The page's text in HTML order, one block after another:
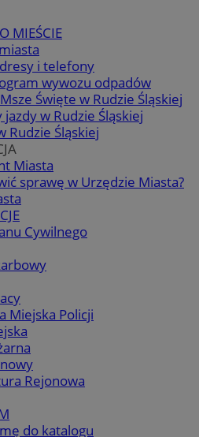
MIEŚCIE
i telefony
wywozu odpadów
Święte w Rudzie Śląskiej
jazdy w Rudzie Śląskiej
Rudzie Śląskiej
Miasta
sprawę w Urzędzie Miasta?
Cywilnego
Miejska Policji
Rejonowa
do katalogu